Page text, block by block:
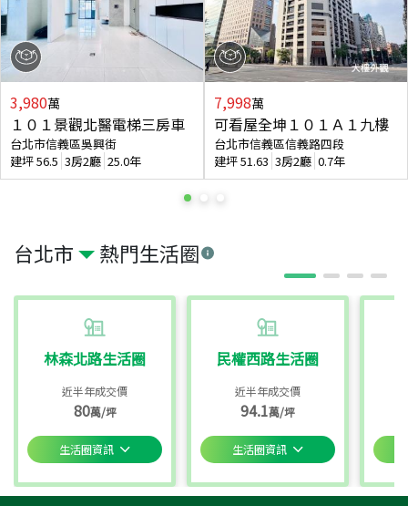
台北市 熱門生活圈
林森北路生活圈
近半年成交價
80萬/坪
生活圈資訊
民權西路生活圈
近半年成交價
94.1萬/坪
生活圈資訊
3,980萬
１０１景觀北醫電梯三房車
台北市信義區吳興街
建坪56.5 3房2廳 25.0年
7,998萬
可看屋全坤１０１Ａ１九樓
台北市信義區信義路四段
建坪51.63 3房2廳 0.7年